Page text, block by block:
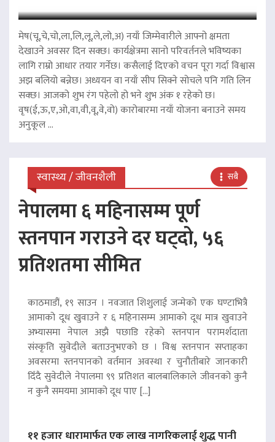
मेष(चू,चे,चो,ला,लि,लू,ले,लो,अ) नयाँ जिम्मेवारीले आफ्नो क्षमता
देखाउने अवसर दिन सक्छ। कार्यक्षेत्रमा सानो परिवर्तनले भविष्यका
लागि राम्रो आधार तयार गर्नेछ। कसैलाई दिएको वचन पूरा गर्दा विश्वास
अझ बलियो बन्नेछ। अध्ययन वा नयाँ सीप सिक्ने सोचले पनि गति लिन
सक्छ। आजको शुभ रंग पहेलो हो भने शुभ अंक १ रहेको छ।
वृष(ई,ऊ,ए,ओ,वा,वी,वू,वे,वो) कारोबारमा नयाँ योजना बनाउने समय
अनुकूल ...
स्वास्थ्य / जीवनशैली सबै
नेपालमा ६ महिनासम्म पूर्ण
स्तनपान गराउने दर घट्दो, ५६
प्रतिशतमा सीमित
काठमाडौं, १९ साउन । नवजात शिशुलाई जन्मेको एक घण्टाभित्रै
आमाको दूध खुवाउने र ६ महिनासम्म आमाको दूध मात्र खुवाउने
अभ्यासमा नेपाल अझै पछाडि रहेको स्तनपान परामर्शदाता
संस्कृति सुवेदीले बताउनुभएको छ । विश्व स्तनपान सप्ताहका
अवसरमा स्तनपानको वर्तमान अवस्था र चुनौतीबारे जानकारी
दिँदै सुवेदीले नेपालमा ९९ प्रतिशत बालबालिकाले जीवनको कुनै
न कुनै समयमा आमाको दूध पाए […]
११ हजार धारामार्फत एक लाख नागरिकलाई शुद्ध पानी